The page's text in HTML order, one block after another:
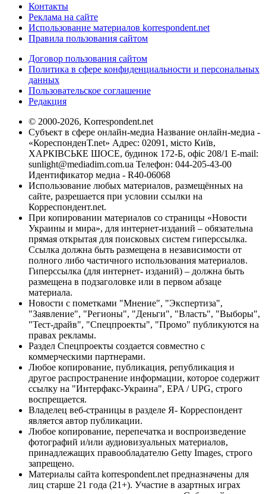
Контакты
Реклама на сайте
Использование материалов korrespondent.net
Правила пользования сайтом
Договор пользования сайтом
Политика в сфере конфиденциальности и персональных
данных
Пользовательское соглашение
Редакция
© 2000-2026, Korrespondent.net
Субъект в сфере онлайн-медиа Название онлайн-медиа -
«КореспонденТ.net» Адрес: 02091, місто Київ,
ХАРКІВСЬКЕ ШОСЕ, будинок 172-Б, офіс 208/1 E-mail:
sunlight@mediadim.com.ua Телефон: 044-205-43-00
Идентификатор медиа - R40-06068
Использование любых материалов, размещённых на
сайте, разрешается при условии ссылки на
Корреспондент.net.
При копировании материалов со страницы «Новости
Украины и мира», для интернет-изданий – обязательна
прямая открытая для поисковых систем гиперссылка.
Ссылка должна быть размещена в независимости от
полного либо частичного использования материалов.
Гиперссылка (для интернет- изданий) – должна быть
размещена в подзаголовке или в первом абзаце
материала.
Новости с пометками "Мнение", "Экспертиза",
"Заявление", "Регионы", "Деньги", "Власть", "Выборы",
"Тест-драйв", "Спецпроекты", "Промо" публикуются на
правах рекламы.
Раздел Спецпроекты создается совместно с
коммерческими партнерами.
Любое копирование, публикация, републикация и
другое распространение информации, которое содержит
ссылку на "Интерфакс-Украина", EPA / UPG, строго
воспрещается.
Владелец веб-страницы в разделе Я- Корреспондент
является автор публикации.
Любое копирование, перепечатка и воспроизведение
фотографий и/или аудиовизуальных материалов,
принадлежащих правообладателю Getty Images, строго
запрещено.
Материалы сайта korrespondent.net предназначены для
лиц старше 21 года (21+). Участие в азартных играх